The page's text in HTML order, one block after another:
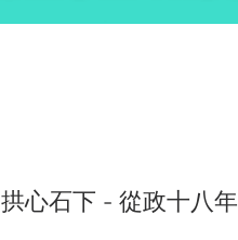
拱心石下 - 從政十八年